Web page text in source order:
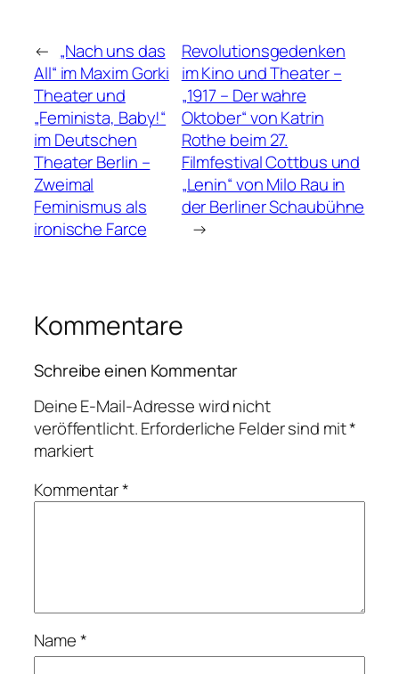
← „Nach uns das
All“ im Maxim Gorki
Theater und
„Feminista, Baby!“
im Deutschen
Theater Berlin –
Zweimal
Feminismus als
ironische Farce
Revolutionsgedenken
im Kino und Theater –
„1917 – Der wahre
Oktober“ von Katrin
Rothe beim 27.
Filmfestival Cottbus und
„Lenin“ von Milo Rau in
der Berliner Schaubühne
→
Kommentare
Schreibe einen Kommentar
Deine E-Mail-Adresse wird nicht
veröffentlicht.Erforderliche Felder sind mit*
markiert
Kommentar*
Name*